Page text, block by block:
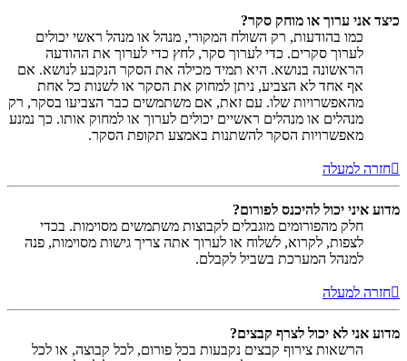
כיצד אני ערוך או מוחק סקר?
כמו בהודעות, רק השולח המקורי, מנהל או מנהל ראשי יכולים
לערוך סקרים. כדי לערוך סקר, לחץ כדי לערוך את ההודעה
הראשונה בנושא. היא תמיד מכילה את הסקר הנקבע לנושא. אם
אף אחד לא הצביע, ניתן למחוק את הסקר או לשנות כל אחת
מהאפשרויות שלו. עם זאת, אם משתמשים כבר הצביעו בסקר, רק
מנהלים או מנהלים ראשיים יכולים לערוך או למחוק אותו. כך נמנע
מאפשרויות הסקר להשתנות באמצע תקופת הסקר.
חזרה למעלה
מדוע איני יכול להיכנס לפורום?
חלק מהפורומים מוגבלים לקבוצות משתמשים מסוימות. בכדי
לצפות, לקרוא, לשלוח או לערוך אתה צריך גישות מסוימות, פנה
למנהל המערכת בשביל לקבלם.
חזרה למעלה
מדוע אני לא יכול לצרף קבצים?
הרשאות צירוף קבצים נקבעות בכל פורום, לכל קבוצה, או לכל